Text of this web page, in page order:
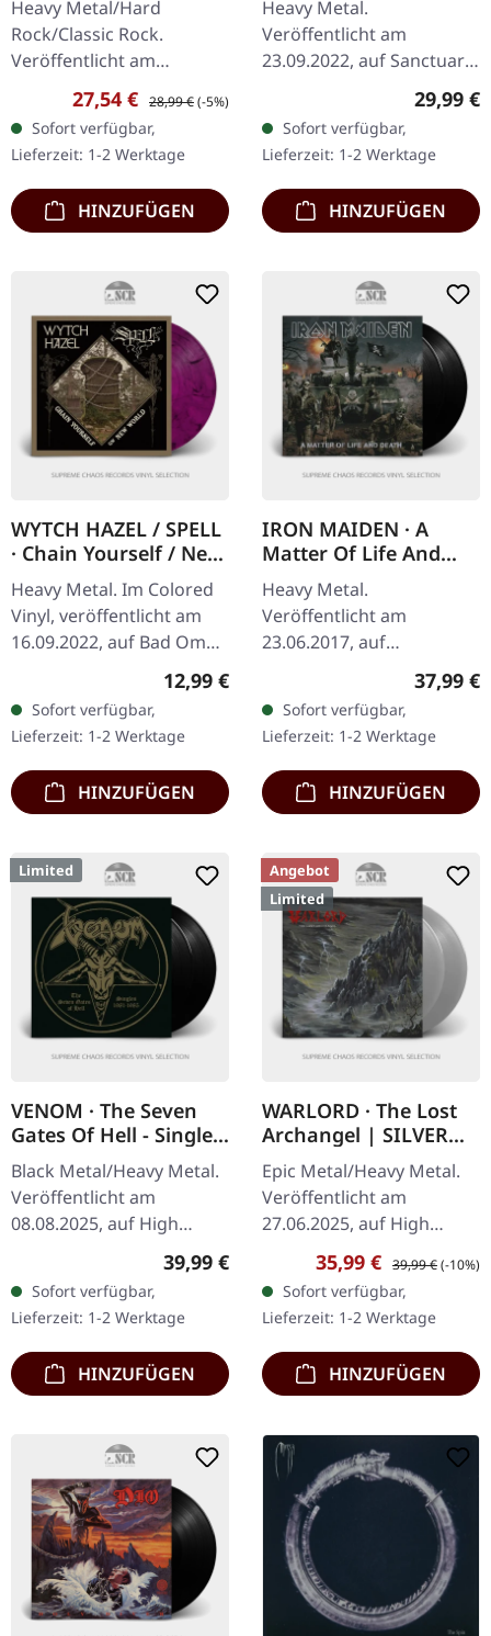
Heavy Metal/Hard
Rock/Classic Rock.
Veröffentlicht am
17.11.2023, auf Sony
Music. Schwarzes Vinyl,
bedruckte Innenhülle und
Poster. Das 1983…
Verkaufspreis:
27,54 € Regulärer Preis:
28,99 €(-5%)
Sofort verfügbar,
Lieferzeit: 1-2 Werktage
HINZUFÜGEN
Heavy Metal.
Veröffentlicht am
23.09.2022, auf Sanctuary
Records. Blau/Schwarz
marmoriertes Vinyl im
Standard Cover.
Jubiläums-
Wiederveröffentlichung…
29,99 €
Sofort verfügbar,
Lieferzeit: 1-2 Werktage
HINZUFÜGEN
WYTCH HAZEL / SPELL
· Chain Yourself / New
World | COLORED 7"
EP
Heavy Metal. Im Colored
Vinyl, veröffentlicht am
16.09.2022, auf Bad Omen
Records. Violett / Schwarz
oder Clear / Red Splatter
7" Vinyl. Diese…
Regulärer Preis:
12,99 €
Sofort verfügbar,
Lieferzeit: 1-2 Werktage
HINZUFÜGEN
IRON MAIDEN · A
Matter Of Life And
Death | BLACK 2LP
Heavy Metal.
Veröffentlicht am
23.06.2017, auf
Parlophone Records.
Schwarzes Doppel-Vinyl,
remastered im Gatefold-
Cover. Iron Maiden's
vierzehntes…
37,99 €
Sofort verfügbar,
Lieferzeit: 1-2 Werktage
HINZUFÜGEN
Limited
VENOM · The Seven
Gates Of Hell - Singles
1981-1985 | BLACK 2LP
Black Metal/Heavy Metal.
Veröffentlicht am
08.08.2025, auf High
Roller Records. Schwarzes
Doppel-Vinyl, 180g, im
schweren Karton-Cover
mit 12mm…
Regulärer Preis:
39,99 €
Sofort verfügbar,
Lieferzeit: 1-2 Werktage
HINZUFÜGEN
Angebot
Limited
WARLORD · The Lost
Archangel | SILVER
2LP
Epic Metal/Heavy Metal.
Veröffentlicht am
27.06.2025, auf High
Roller Records. Silbernes
Doppel-Vinyl im Gatefold
Cover mit 425gsm
schwerem Karton…
Verkaufspreis:
35,99 € Regulärer Preis:
39,99 €(-10%)
Sofort verfügbar,
Lieferzeit: 1-2 Werktage
HINZUFÜGEN